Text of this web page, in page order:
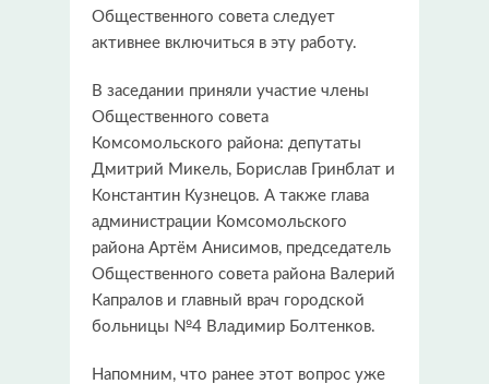
Общественного совета следует
активнее включиться в эту работу.
В заседании приняли участие члены
Общественного совета
Комсомольского района: депутаты
Дмитрий Микель, Борислав Гринблат и
Константин Кузнецов. А также глава
администрации Комсомольского
района Артём Анисимов, председатель
Общественного совета района Валерий
Капралов и главный врач городской
больницы №4 Владимир Болтенков.
Напомним, что ранее этот вопрос уже